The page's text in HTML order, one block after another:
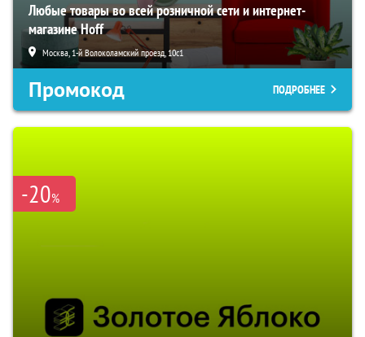
Любые товары во всей розничной сети и интернет-
магазине Hoff
Москва, 1-й Волоколамский проезд, 10с1
Промокод ПОДРОБНЕЕ
-20%